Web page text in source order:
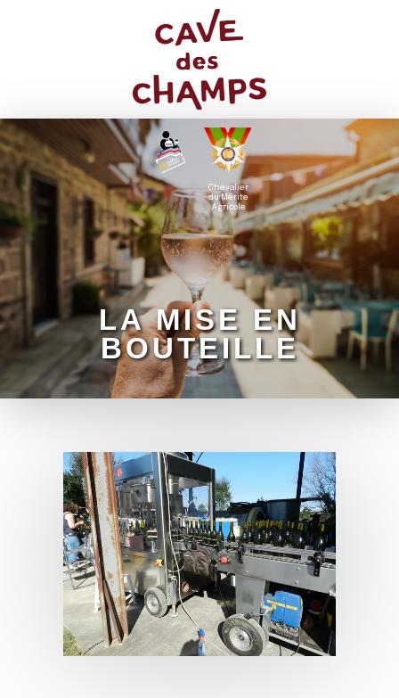
Chevalier
du Mérite
Agricole
LA MISE EN
BOUTEILLE